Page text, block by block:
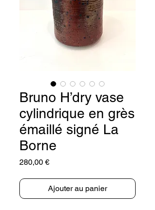
Bruno H’dry vase
cylindrique en grès
émaillé signé La
Borne
280,00 €Prix
Ajouter au panier